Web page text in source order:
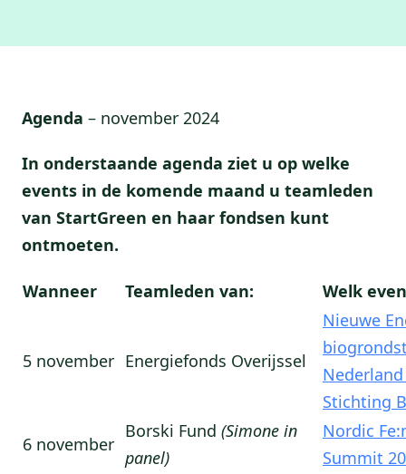
Agenda – november 2024
In onderstaande agenda ziet u op welke
events in de komende maand u teamleden
van StartGreen en haar fondsen kunt
ontmoeten.
Wanneer Teamleden van: Welk
5 november Energiefonds Overijssel
Nieuwe
Stichting
6 november
Borski Fund (Simone in
panel)
Nordic
Summit